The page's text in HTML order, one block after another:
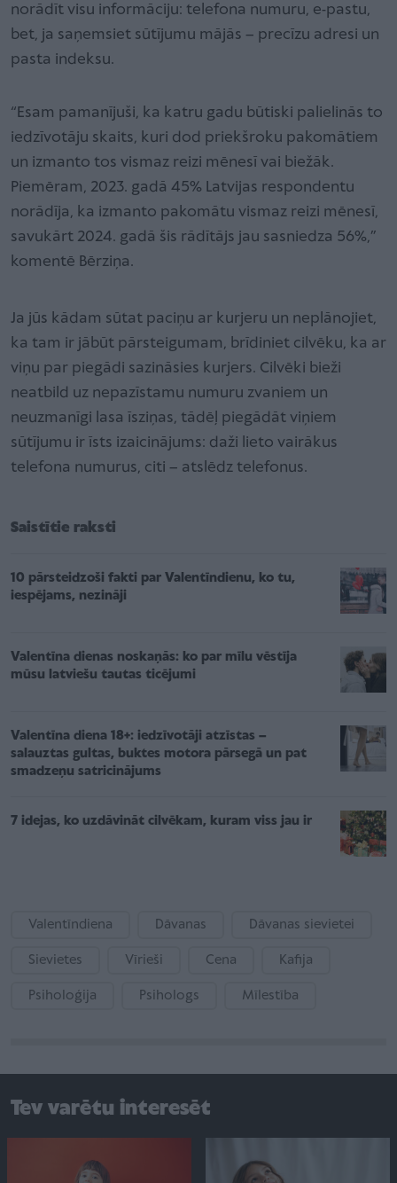
norādīt visu informāciju: telefona numuru, e-pastu,
bet, ja saņemsiet sūtījumu mājās – precīzu adresi un
pasta indeksu.
“Esam pamanījuši, ka katru gadu būtiski palielinās to
iedzīvotāju skaits, kuri dod priekšroku pakomātiem
un izmanto tos vismaz reizi mēnesī vai biežāk.
Piemēram, 2023. gadā 45% Latvijas respondentu
norādīja, ka izmanto pakomātu vismaz reizi mēnesī,
savukārt 2024. gadā šis rādītājs jau sasniedza 56%,”
komentē Bērziņa.
Ja jūs kādam sūtat paciņu ar kurjeru un neplānojiet,
ka tam ir jābūt pārsteigumam, brīdiniet cilvēku, ka ar
viņu par piegādi sazināsies kurjers. Cilvēki bieži
neatbild uz nepazīstamu numuru zvaniem un
neuzmanīgi lasa īsziņas, tādēļ piegādāt viņiem
sūtījumu ir īsts izaicinājums: daži lieto vairākus
telefona numurus, citi – atslēdz telefonus.
Saistītie raksti
10 pārsteidzoši fakti par Valentīndienu, ko tu,
iespējams, nezināji
Valentīna dienas noskaņās: ko par mīlu vēstīja
mūsu latviešu tautas ticējumi
Valentīna diena 18+: iedzīvotāji atzīstas –
salauztas gultas, buktes motora pārsegā un pat
smadzeņu satricinājums
7 idejas, ko uzdāvināt cilvēkam, kuram viss jau ir
Valentīndiena Dāvanas Dāvanas sievietei
Sievietes Vīrieši Cena Kafija
Psiholoģija Psihologs Mīlestība
Tev varētu interesēt